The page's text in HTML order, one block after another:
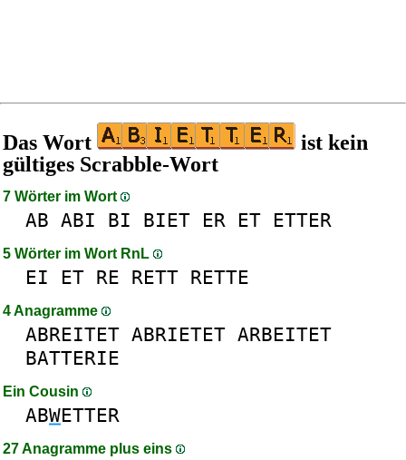
Das Wort
ist kein
gültiges Scrabble-Wort
7 Wörter im Wort
AB ABI BI BIET ER ET ETTER
5 Wörter im Wort RnL
EI ET RE RETT RETTE
4 Anagramme
ABREITET ABRIETET ARBEITET
BATTERIE
Ein Cousin
ABWETTER
27 Anagramme plus eins